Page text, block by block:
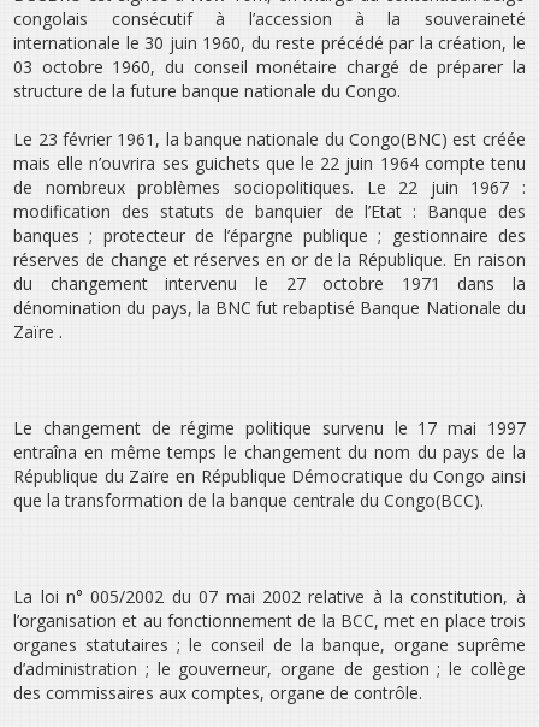
congolais consécutif à l’accession à la souveraineté
internationale le 30 juin 1960, du reste précédé par la création, le
03 octobre 1960, du conseil monétaire chargé de préparer la
structure de la future banque nationale du Congo.
Le 23 février 1961, la banque nationale du Congo(BNC) est créée
mais elle n’ouvrira ses guichets que le 22 juin 1964 compte tenu
de nombreux problèmes sociopolitiques. Le 22 juin 1967 :
modification des statuts de banquier de l’Etat : Banque des
banques ; protecteur de l’épargne publique ; gestionnaire des
réserves de change et réserves en or de la République. En raison
du changement intervenu le 27 octobre 1971 dans la
dénomination du pays, la BNC fut rebaptisé Banque Nationale du
Zaïre .
Le changement de régime politique survenu le 17 mai 1997
entraîna en même temps le changement du nom du pays de la
République du Zaïre en République Démocratique du Congo ainsi
que la transformation de la banque centrale du Congo(BCC).
La loi n° 005/2002 du 07 mai 2002 relative à la constitution, à
l’organisation et au fonctionnement de la BCC, met en place trois
organes statutaires ; le conseil de la banque, organe suprême
d’administration ; le gouverneur, organe de gestion ; le collège
des commissaires aux comptes, organe de contrôle.